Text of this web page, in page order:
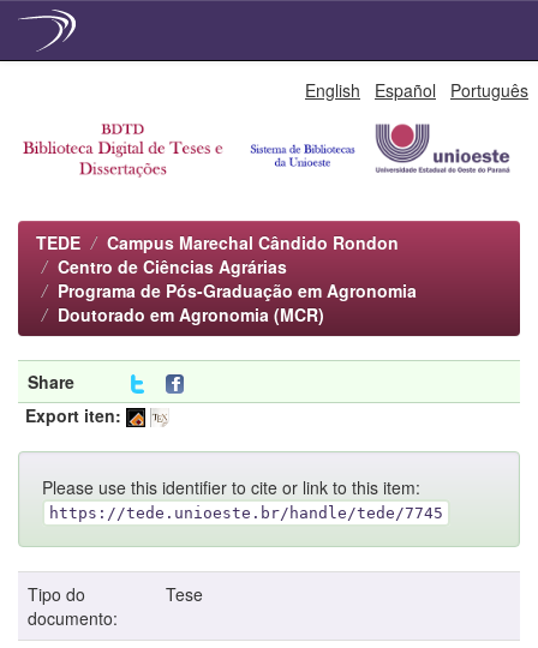
English Español Português
TEDE
Campus Marechal Cândido Rondon
Centro de Ciências Agrárias
Programa de Pós-Graduação em Agronomia
Doutorado em Agronomia (MCR)
Share
Export iten:
Please use this identifier to cite or link to this item:
https://tede.unioeste.br/handle/tede/7745
Tipo do
documento:
Tese